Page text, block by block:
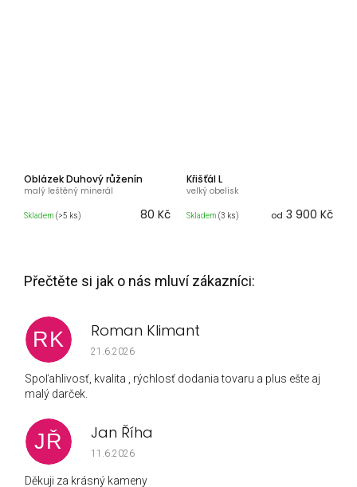
Oblázek Duhový růženín
malý leštěný minerál
Skladem (>5 ks) 80 Kč
Křišťál L
velký obelisk
Skladem (3 ks) od 3 900 Kč
RK Roman Klimant
Hodnocení obchodu je 5 z 5 hvězdiček.
21.6.2026
Spoľahlivosť, kvalita , rýchlosť dodania tovaru a plus ešte aj
malý darček.
JŘ Jan Říha
Hodnocení obchodu je 5 z 5 hvězdiček.
11.6.2026
Děkuji za krásný kameny